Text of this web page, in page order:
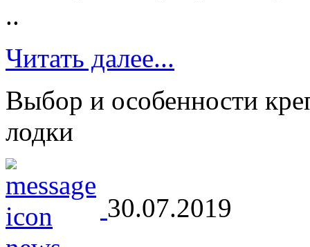
..
Читать далее...
Выбор и особенности
лодки
30.07.2019